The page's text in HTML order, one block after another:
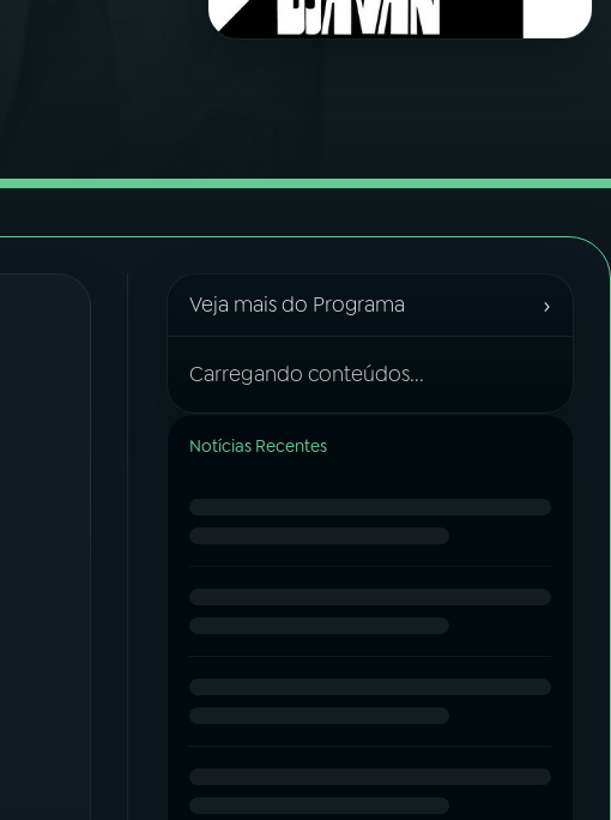
Veja mais do Programa ›
Carregando conteúdos...
Notícias Recentes